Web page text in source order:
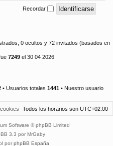
Recordar
0 ocultos y 72 invitados (basados en
7249 el 30 04 2026
• Usuarios totales 1441 • Nuestro usuario
Todos los horarios son UTC+02:00
Software © phpBB Limited
3.3 por MrGaby
por phpBB España